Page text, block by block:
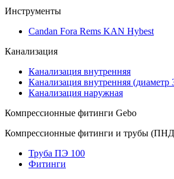
Инструменты
Candan Fora Rems KAN Hybest
Канализация
Канализация внутренняя
Канализация внутренняя (диаметр
Канализация наружная
Компрессионные фитинги Gebo
Компрессионные фитинги и трубы
Труба ПЭ 100
Фитинги